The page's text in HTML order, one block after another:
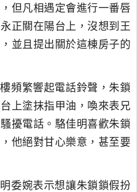
但凡相遇定會進行一番唇
正關在陽台上，沒想到王
並且提出關於這棟房子的
頻繁響起電話鈴聲，朱鎖
上塗抹指甲油，喚來表兄
擾電話。駱佳明喜歡朱鎖
他絕對甘心樂意，甚至要
委婉表示想讓朱鎖鎖假扮